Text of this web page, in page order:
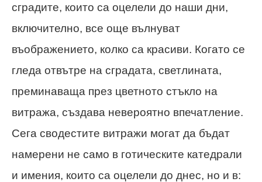
сградите, които са оцелели до наши дни,
включително, все още вълнуват
въображението, колко са красиви. Когато се
гледа отвътре на сградата, светлината,
преминаваща през цветното стъкло на
витража, създава невероятно впечатление.
Сега сводестите витражи могат да бъдат
намерени не само в готическите катедрали
и имения, които са оцелели до днес, но и в: